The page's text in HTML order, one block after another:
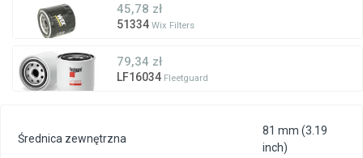
45,78 zł
51334 Wix Filters
79,34 zł
LF16034 Fleetguard
Średnica zewnętrzna
81 mm (3.19
inch)